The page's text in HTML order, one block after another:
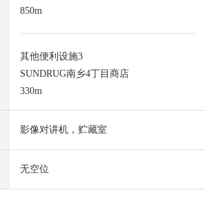
850m
其他便利设施3
SUNDRUG南乡4丁目商店
330m
影像对讲机，贮藏室
无空位